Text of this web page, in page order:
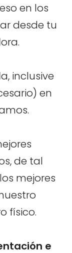
en los
desde tu
inclusive
en
de tal
mejores
físico.
e